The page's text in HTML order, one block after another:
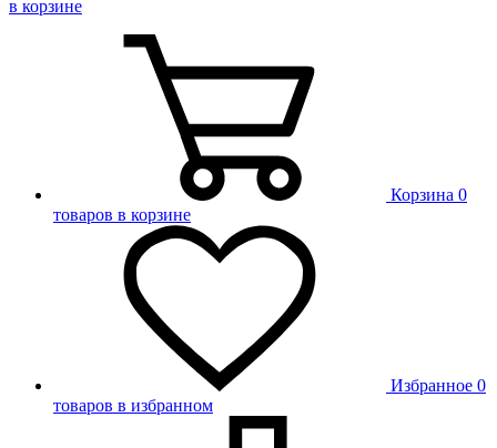
в корзине
Корзина 0
товаров в корзине
Избранное 0
товаров в избранном